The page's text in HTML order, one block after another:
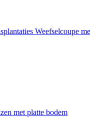
Weefselcoupe
met platte bodem